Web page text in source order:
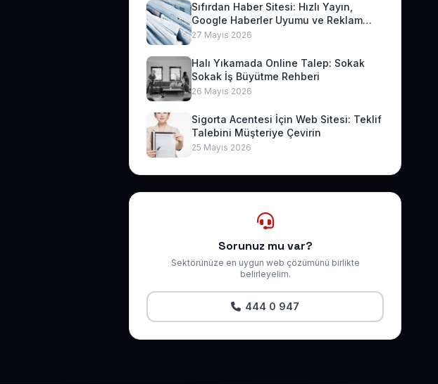
Sıfırdan Haber Sitesi: Hızlı Yayın,
Google Haberler Uyumu ve Reklam
Geliri
27 Mayıs 2026
Halı Yıkamada Online Talep: Sokak
Sokak İş Büyütme Rehberi
26 Mayıs 2026
Sigorta Acentesi İçin Web Sitesi: Teklif
Talebini Müşteriye Çevirin
25 Mayıs 2026
Sorunuz mu var?
Sektörünüze en uygun web çözümünü birlikte
belirleyelim.
444 0 947